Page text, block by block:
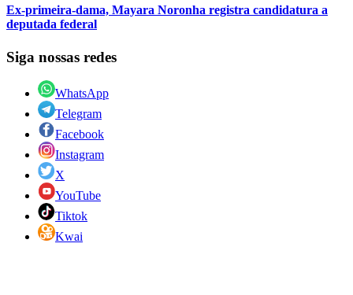
Ex-primeira-dama, Mayara Noronha registra candidatura a
deputada federal
Siga nossas redes
WhatsApp
Telegram
Facebook
Instagram
X
YouTube
Tiktok
Kwai